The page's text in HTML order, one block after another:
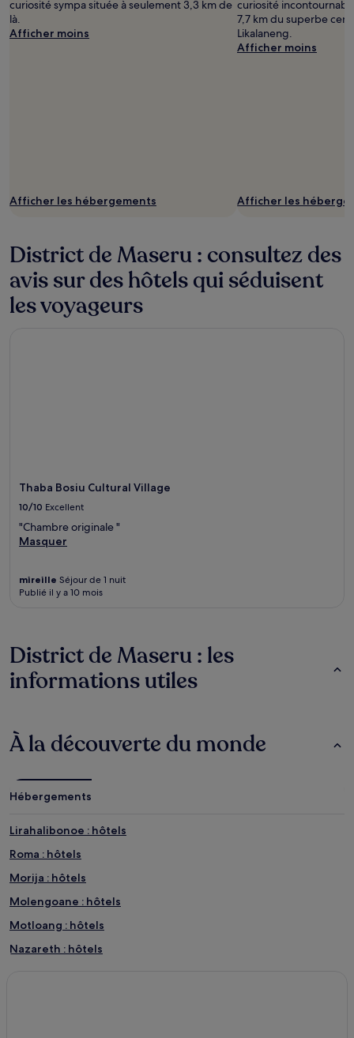
curiosité sympa située à seulement 3,3 km de
là.
Afficher moins
Afficher les hébergements
curiosité
7,7 km du superbe
Likalaneng.
Afficher moins
Afficher les
District de Maseru : consultez des
avis sur des hôtels qui séduisent
les voyageurs
Thaba Bosiu Cultural Village
10/10 Excellent
"Chambre originale "
Masquer
mireille Séjour de 1 nuit
Publié il y a 10 mois
District de Maseru : les
informations utiles
À la découverte du monde
Hébergements
Lirahalibonoe : hôtels
Roma : hôtels
Morija : hôtels
Molengoane : hôtels
Motloang : hôtels
Nazareth : hôtels